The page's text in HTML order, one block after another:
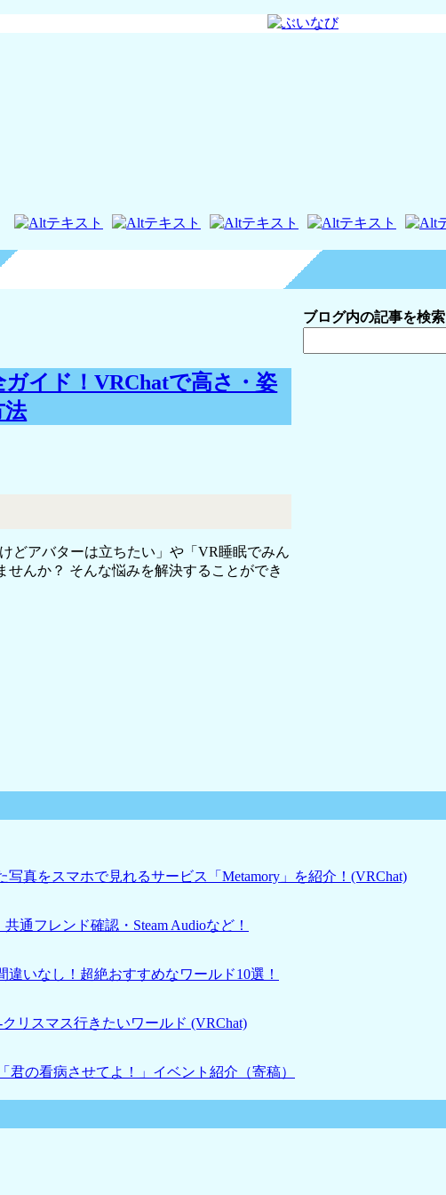
ガイド！VRChatで高さ・姿
法
どアバターは立ちたい」や「VR睡眠でみん
んか？ そんな悩みを解決することができ
ブログ内の記事を検索
写真をスマホで見れるサービス「Metamory」を紹介！(VRChat)
通フレンド確認・Steam Audioなど！
違いなし！超絶おすすめなワールド10選！
リスマス行きたいワールド (VRChat)
君の看病させてよ！」イベント紹介（寄稿）